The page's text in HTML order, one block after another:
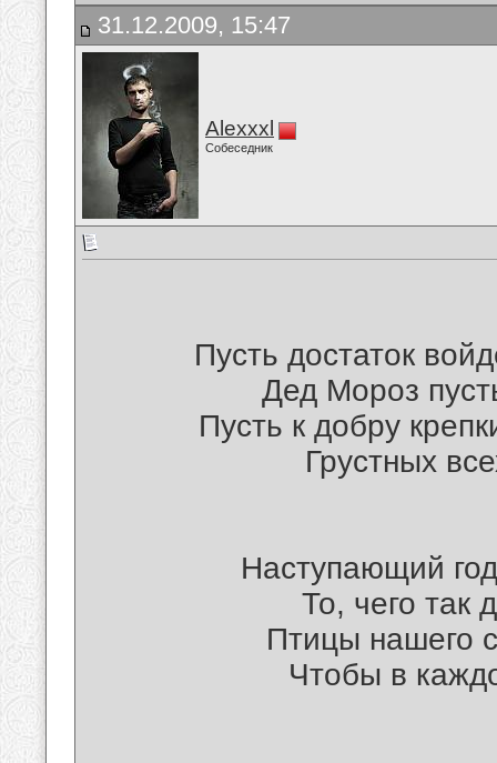
31.12.2009, 15:47
Alexxxl
Собеседник
Пусть достаток
Дед Мороз
Пусть к добру
Грустных
Наступающий
То, чего так
Птицы нашего
Чтобы в